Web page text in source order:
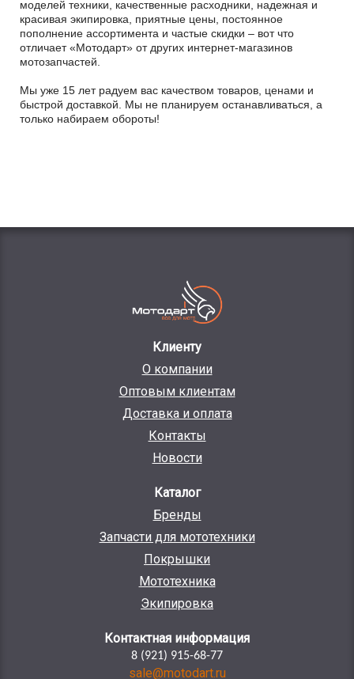
моделей техники, качественные расходники, надежная и
красивая экипировка, приятные цены, постоянное
пополнение ассортимента и частые скидки – вот что
отличает «Мотодарт» от других интернет-магазинов
мотозапчастей.
Мы уже 15 лет радуем вас качеством товаров, ценами и
быстрой доставкой. Мы не планируем останавливаться, а
только набираем обороты!
Клиенту
О компании
Оптовым клиентам
Доставка и оплата
Контакты
Новости
Каталог
Бренды
Запчасти для мототехники
Покрышки
Мототехника
Экипировка
Контактная информация
8 (921) 915-68-77
sale@motodart.ru